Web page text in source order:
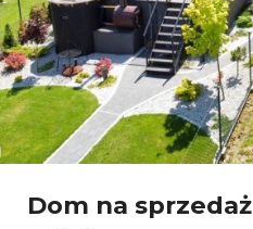
Dom na sprzedaż